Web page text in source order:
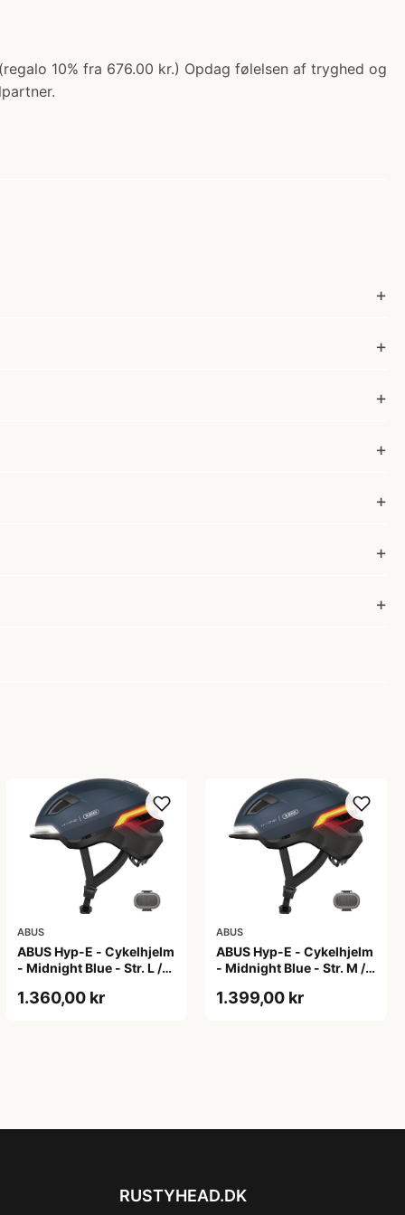
10% fra 676.00 kr.) Opdag følelsen af tryghed og
ABUS
ABUS Hyp-E - Cykelhjelm
- Midnight Blue - Str. L /
1.360,00 kr
ABUS
ABUS Hyp-E - Cykelhjelm
- Midnight Blue - Str. M /
1.399,00 kr
RUSTYHEAD.DK